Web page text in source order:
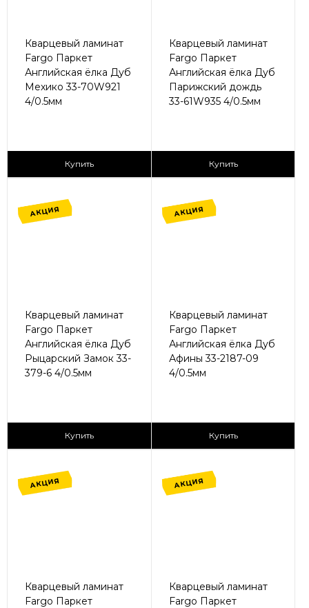
Кварцевый ламинат
Fargo Паркет
Английская ёлка Дуб
Мехико 33-70W921
4/0.5мм
2
Купить
Кварцевый ламинат
Fargo Паркет
Английская ёлка Дуб
Парижский дождь
33-61W935 4/0.5мм
2
Купить
АКЦИЯ
Кварцевый ламинат
Fargo Паркет
Английская ёлка Дуб
Рыцарский Замок 33-
379-6 4/0.5мм
2
Купить
АКЦИЯ
Кварцевый ламинат
Fargo Паркет
Английская ёлка Дуб
Афины 33-2187-09
4/0.5мм
2
Купить
АКЦИЯ
Кварцевый ламинат
Fargo Паркет
АКЦИЯ
Кварцевый ламинат
Fargo Паркет